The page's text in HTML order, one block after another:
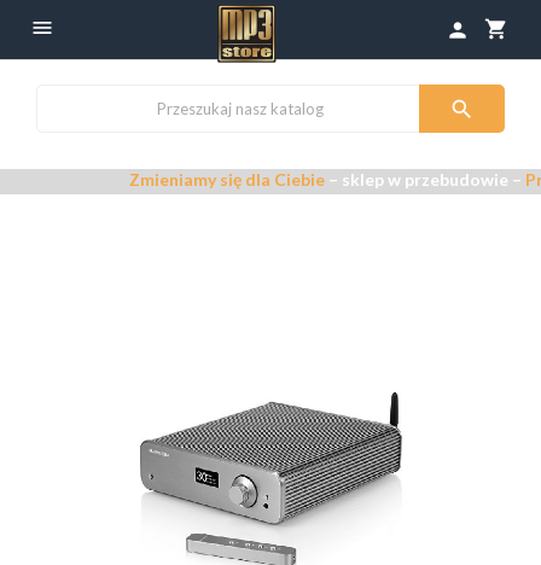
 shopping_cart
person

Zmieniamy się dla Ciebie– sklep w przebudowie –